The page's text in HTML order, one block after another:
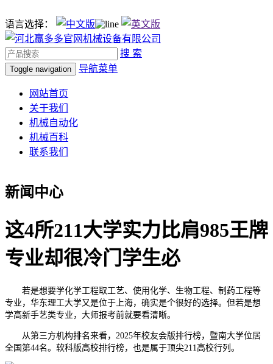
语言选择：
搜 索
Toggle navigation 导航菜单
网站首页
关于我们
机械自动化
机械百科
联系我们
新闻中心
这4所211大学实力比肩985王牌
专业却很冷门学生必
若是想要学化学工程取工艺、使用化学、生物工程、制药工程等
专业，华东理工大学又是位于上海，确实是个很好的选择。但若是想
学高新手艺类专业，大师报考前就要看清晰。
从第三方机构排名来看，2025年校友会版排行榜，暨南大学位居
全国第44名。软科版高校排行榜，也是属于顶尖211高校行列。